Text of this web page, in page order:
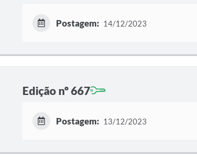
Postagem: 14/12/2023
Edição nº 667
Postagem: 13/12/2023